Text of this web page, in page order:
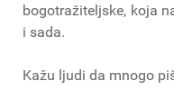
bogotražiteljske, koja
i sada.
Kažu ljudi da mnogo